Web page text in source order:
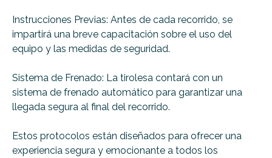
Instrucciones Previas: Antes de cada recorrido, se
impartirá una breve capacitación sobre el uso del
equipo y las medidas de seguridad.
Sistema de Frenado: La tirolesa contará con un
sistema de frenado automático para garantizar una
llegada segura al final del recorrido.
Estos protocolos están diseñados para ofrecer una
experiencia segura y emocionante a todos los